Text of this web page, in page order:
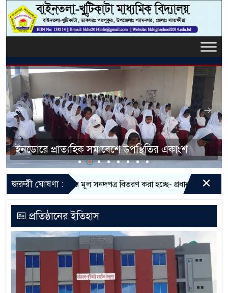
ইনডোরে প্রাত্যহিক সমাবেশে উপস্থিতির একাংশ
জরুরী ঘোষণা :
পরীক্ষার মূল সনদপত্র বিতরণ করা হচ্ছে- প্রধান শিক্ষক ×
প্রতিষ্ঠানের ইতিহাস